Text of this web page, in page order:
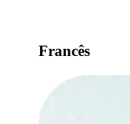
Francês